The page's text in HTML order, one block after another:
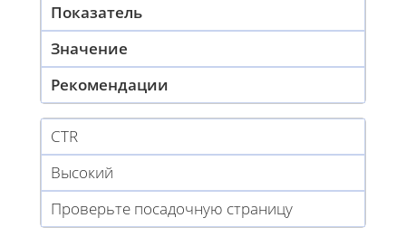
Показатель
Значение
Рекомендации
CTR
Высокий
Проверьте посадочную страницу